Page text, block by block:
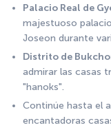
Palacio Real de
majestuoso
Joseon durante
Distrito de
admirar las casas
"hanoks".
Continúe hasta el
encantadoras